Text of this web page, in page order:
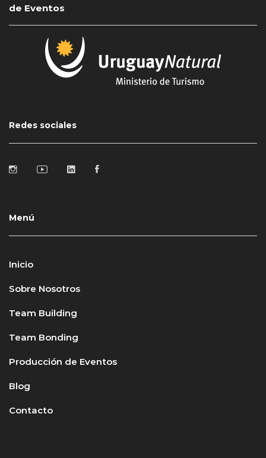
de Eventos
Redes sociales
Menú
Inicio
Sobre Nosotros
Team Building
Team Bonding
Producción de Eventos
Blog
Contacto